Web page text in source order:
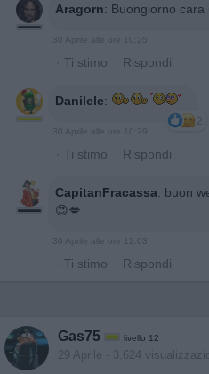
Aragorn: Buongiorno cara
30 Aprile alle ore 10:25
· Ti stimo · Rispondi
Danilele:
2
30 Aprile alle ore 10:29
· Ti stimo · Rispondi
CapitanFracassa: buon
😍💋
30 Aprile alle ore 12:03
· Ti stimo · Rispondi
Gas75 livello 12
29 Aprile - 3.624